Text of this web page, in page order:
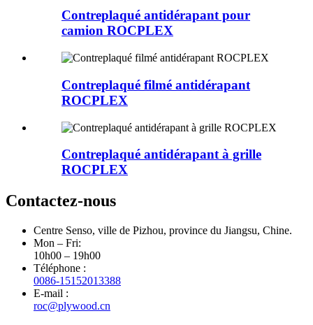
Contreplaqué antidérapant pour
camion ROCPLEX
Contreplaqué filmé antidérapant
ROCPLEX
Contreplaqué antidérapant à grille
ROCPLEX
Contactez-nous
Centre Senso, ville de Pizhou, province du Jiangsu, Chine.
Mon – Fri:
10h00 – 19h00
Téléphone :
0086-15152013388
E-mail :
roc@plywood.cn